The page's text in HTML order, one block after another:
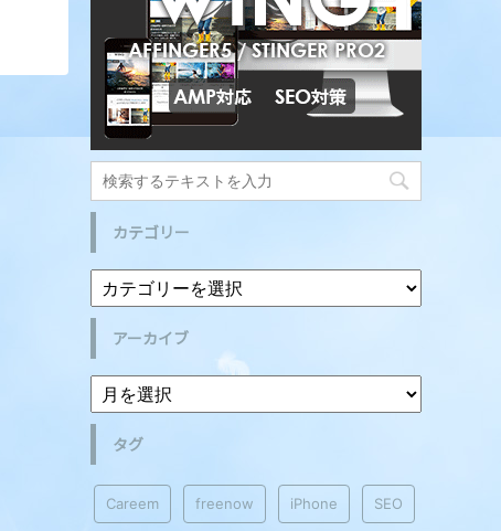
カテゴリー
アーカイブ
タグ
Careem freenow iPhone SEO